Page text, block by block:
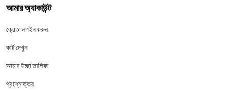
আমার অ্যাকাউন্ট
ক্রেতা লগইন করুন
কার্ট দেখুন
আমার ইচ্ছা তালিকা
প্রশ্নোত্তর